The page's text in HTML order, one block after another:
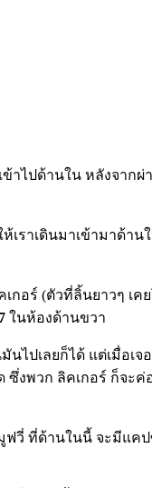
ข้าไปด้านใน หลังจาก
าเดินมาเข้ามาด้า
กอร์ (ตัวที่ลิ้นยาวๆ
ในห้องด้านขวา
ปเลยก็ได้ แต่เมื่อเ
งพวก ลิคเกอร์ ก็จ
วี่ ที่ด้านในนี้ จะมีแ